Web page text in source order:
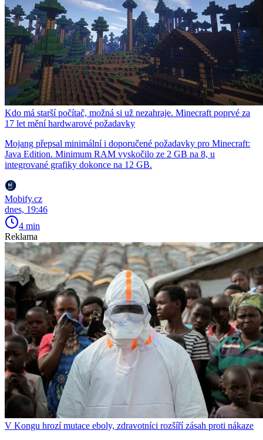
Kdo má starší počítač, možná si už nezahraje. Minecraft poprvé za
17 let mění hardwarové požadavky
Mojang přepsal minimální i doporučené požadavky pro Minecraft:
Java Edition. Minimum RAM vyskočilo ze 2 GB na 8, u
integrované grafiky dokonce na 12 GB.
Mobify.cz
dnes, 19:46
4 min
Reklama
V Kongu hrozí mutace eboly, zdravotníci rozšíří zásah proti nákaze